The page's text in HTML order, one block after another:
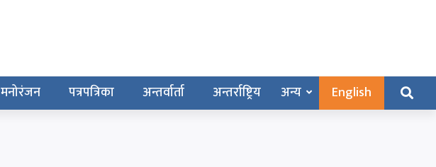
मनोरंजन पत्रपत्रिका अन्तर्वार्ता अन्तर्राष्ट्रिय अन्य English